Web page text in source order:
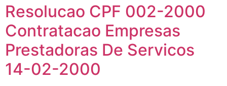
Resolucao CPF 002-2000
Contratacao Empresas
Prestadoras De Servicos
14-02-2000